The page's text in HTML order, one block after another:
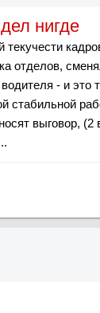
нигде
отделов,
- и это
стабильной
выговор,